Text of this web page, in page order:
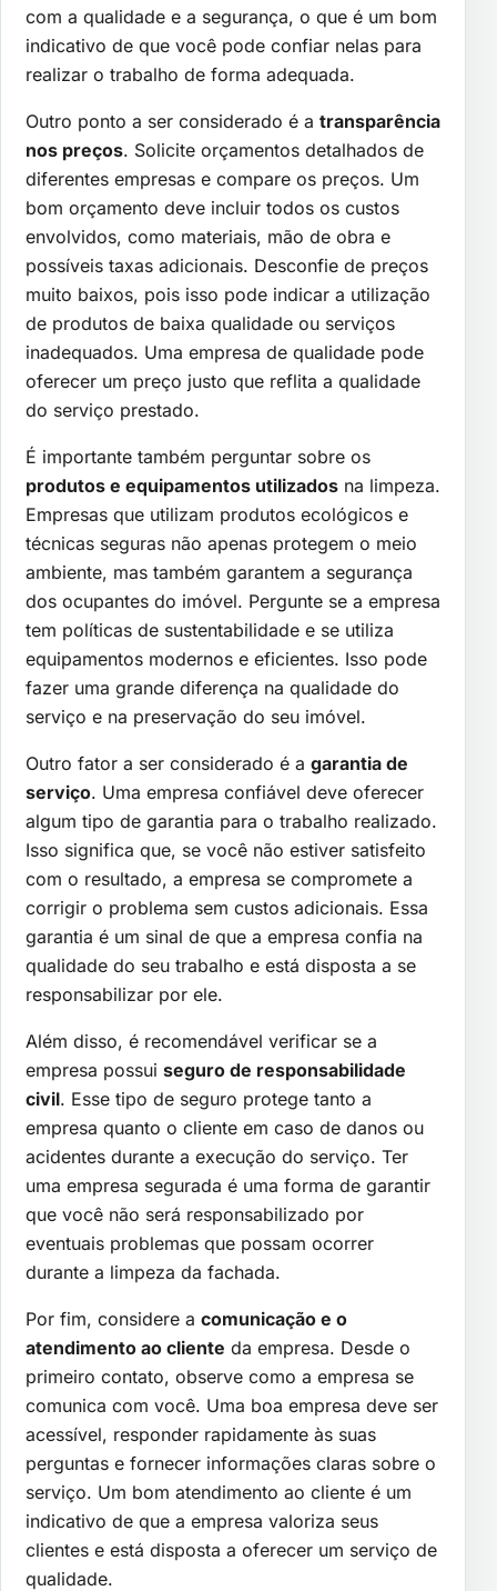
com a qualidade e a segurança, o que é um bom
indicativo de que você pode confiar nelas para
realizar o trabalho de forma adequada.
Outro ponto a ser considerado é a transparência
nos preços. Solicite orçamentos detalhados de
diferentes empresas e compare os preços. Um
bom orçamento deve incluir todos os custos
envolvidos, como materiais, mão de obra e
possíveis taxas adicionais. Desconfie de preços
muito baixos, pois isso pode indicar a utilização
de produtos de baixa qualidade ou serviços
inadequados. Uma empresa de qualidade pode
oferecer um preço justo que reflita a qualidade
do serviço prestado.
É importante também perguntar sobre os
produtos e equipamentos utilizados na limpeza.
Empresas que utilizam produtos ecológicos e
técnicas seguras não apenas protegem o meio
ambiente, mas também garantem a segurança
dos ocupantes do imóvel. Pergunte se a empresa
tem políticas de sustentabilidade e se utiliza
equipamentos modernos e eficientes. Isso pode
fazer uma grande diferença na qualidade do
serviço e na preservação do seu imóvel.
Outro fator a ser considerado é a garantia de
serviço. Uma empresa confiável deve oferecer
algum tipo de garantia para o trabalho realizado.
Isso significa que, se você não estiver satisfeito
com o resultado, a empresa se compromete a
corrigir o problema sem custos adicionais. Essa
garantia é um sinal de que a empresa confia na
qualidade do seu trabalho e está disposta a se
responsabilizar por ele.
Além disso, é recomendável verificar se a
empresa possui seguro de responsabilidade
civil. Esse tipo de seguro protege tanto a
empresa quanto o cliente em caso de danos ou
acidentes durante a execução do serviço. Ter
uma empresa segurada é uma forma de garantir
que você não será responsabilizado por
eventuais problemas que possam ocorrer
durante a limpeza da fachada.
Por fim, considere a comunicação e o
atendimento ao cliente da empresa. Desde o
primeiro contato, observe como a empresa se
comunica com você. Uma boa empresa deve ser
acessível, responder rapidamente às suas
perguntas e fornecer informações claras sobre o
serviço. Um bom atendimento ao cliente é um
indicativo de que a empresa valoriza seus
clientes e está disposta a oferecer um serviço de
qualidade.